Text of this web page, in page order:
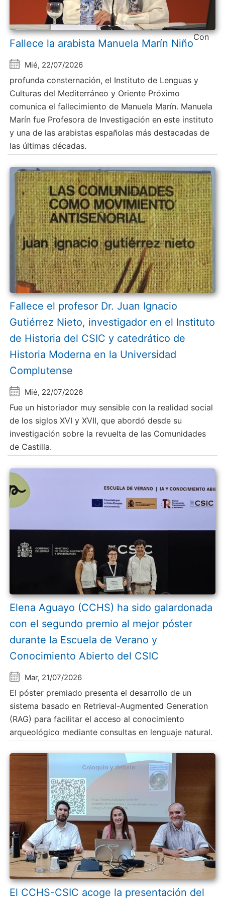
Fallece la arabista Manuela Marín Niño
Mié, 22/07/2026
Con
profunda consternación, el Instituto de Lenguas y
Culturas del Mediterráneo y Oriente Próximo
comunica el fallecimiento de Manuela Marín. Manuela
Marín fue Profesora de Investigación en este instituto
y una de las arabistas españolas más destacadas de
las últimas décadas.
Fallece el profesor Dr. Juan Ignacio
Gutiérrez Nieto, investigador en el Instituto
de Historia del CSIC y catedrático de
Historia Moderna en la Universidad
Complutense
Mié, 22/07/2026
Fue un historiador muy sensible con la realidad social
de los siglos XVI y XVII, que abordó desde su
investigación sobre la revuelta de las Comunidades
de Castilla.
Elena Aguayo (CCHS) ha sido galardonada
con el segundo premio al mejor póster
durante la Escuela de Verano y
Conocimiento Abierto del CSIC
Mar, 21/07/2026
El póster premiado presenta el desarrollo de un
sistema basado en Retrieval-Augmented Generation
(RAG) para facilitar el acceso al conocimiento
arqueológico mediante consultas en lenguaje natural.
El CCHS-CSIC acoge la presentación del